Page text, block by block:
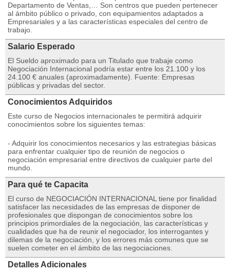
Departamento de Ventas,… Son centros que pueden pertenecer
al ámbito público o privado, con equipamientos adaptados a
Empresariales y a las características especiales del centro de
trabajo.
Salario Esperado
El Sueldo aproximado para un Titulado que trabaje como
Negociación Internacional podría estar entre los 21.100 y los
24.100 € anuales (aproximadamente). Fuente: Empresas
públicas y privadas del sector.
Conocimientos Adquiridos
Este curso de Negocios internacionales te permitirá adquirir
conocimientos sobre los siguientes temas:
- Adquirir los conocimientos necesarios y las estrategias básicas
para enfrentar cualquier tipo de reunión de negocios o
negociación empresarial entre directivos de cualquier parte del
mundo.
Para qué te Capacita
El curso de NEGOCIACIÓN INTERNACIONAL tiene por finalidad
satisfacer las necesidades de las empresas de disponer de
profesionales que dispongan de conocimientos sobre los
principios primordiales de la negociación, las características y
cualidades que ha de reunir el negociador, los interrogantes y
dilemas de la negociación, y los errores más comunes que se
suelen cometer en el ámbito de las negociaciones.
Detalles Adicionales